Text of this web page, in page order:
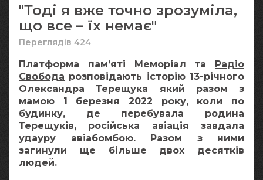
"Тоді я вже точно зрозуміла,
що все – їх немає"
Переглядів 424
Платформа памʼяті Меморіал та Радіо
Свобода розповідають історію 13-річного
Олександра Терещука який разом з
мамою 1 березня 2022 року, коли по
будинку, де перебувала родина
Терещуків, російська авіація завдала
удауру авіабомбою. Разом з ними
загинули ще більше двох десятків
людей.